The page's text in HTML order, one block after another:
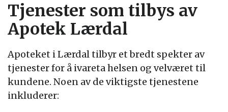
Tjenester som tilbys av
Apotek Lærdal
Apoteket i Lærdal tilbyr et bredt spekter av
tjenester for å ivareta helsen og velværet til
kundene. Noen av de viktigste tjenestene
inkluderer: